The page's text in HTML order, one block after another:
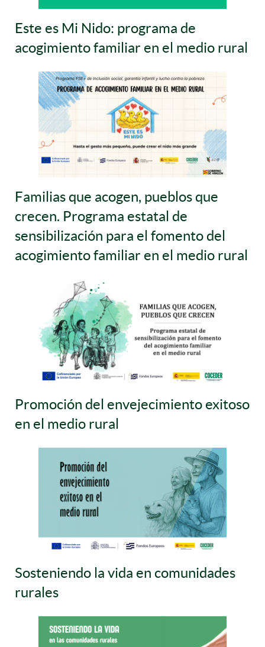
Este es Mi Nido: programa de
acogimiento familiar en el medio rural
Familias que acogen, pueblos que
crecen. Programa estatal de
sensibilización para el fomento del
acogimiento familiar en el medio rural
Promoción del envejecimiento exitoso
en el medio rural
Sosteniendo la vida en comunidades
rurales